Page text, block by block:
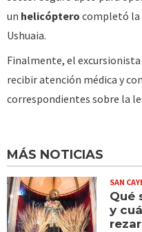
un helicóptero completó la
Ushuaia.
Finalmente, el
recibir atención médica y
correspondientes sobre la
MÁS NOTICIAS
SAN
Qué
y